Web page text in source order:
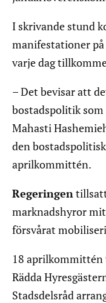
I skrivande stund
manifestationer på
varje dag
– Det bevisar att
bostadspolitik
Mahasti
den
aprilkommittén.
Regeringen
marknadshyror
försvårat
18 aprilkommittén
Rädda
Stadsdelsråd